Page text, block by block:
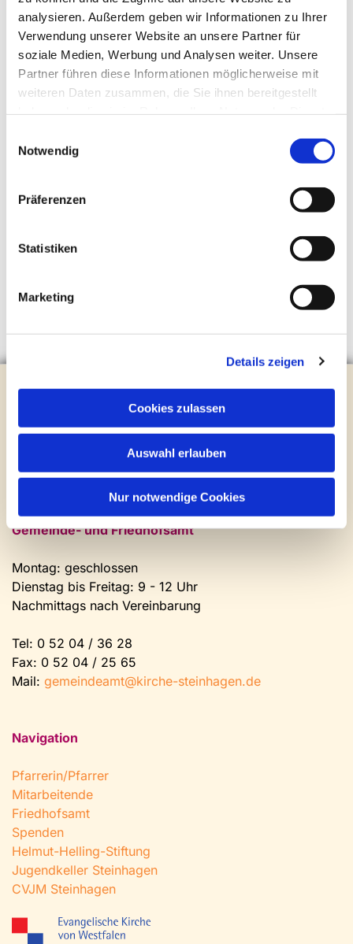
analysieren. Außerdem geben wir Informationen zu Ihrer
Verwendung unserer Website an unsere Partner für
soziale Medien, Werbung und Analysen weiter. Unsere
Partner führen diese Informationen möglicherweise mit
weiteren Daten zusammen, die Sie ihnen bereitgestellt
Notwendig
Präferenzen
Statistiken
Marketing
Details zeigen
Cookies zulassen
Auswahl erlauben
Nur notwendige Cookies
Mail:petrick@kirche-steinhagen.de
Evangelische Kirchengemeinde Steinhagen
Brockhagener Straße 28 | 33803 Steinhagen
Tel.:0 52 04 / 36 28
Newsletter abonnieren
Kontakt und Öffnungszeiten
Gemeinde- und Friedhofsamt
Montag: geschlossen
Dienstag bis Freitag: 9 - 12 Uhr
Nachmittags nach Vereinbarung
Tel: 0 52 04 / 36 28
Fax: 0 52 04 / 25 65
Mail: gemeindeamt@kirche-steinhagen.de
Navigation
Pfarrerin/Pfarrer
Mitarbeitende
Friedhofsamt
Spenden
Helmut-Helling-Stiftung
Jugendkeller Steinhagen
CVJM Steinhagen